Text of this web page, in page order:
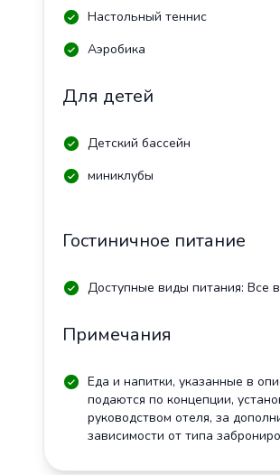
Настольный теннис
Аэробика
Для детей
Детский бассейн
миниклубы
Гостиничное питание
Доступные виды питания: Все
Примечания
Еда и напитки, указанные в
подаются по концепции,
руководством отеля, за
зависимости от типа